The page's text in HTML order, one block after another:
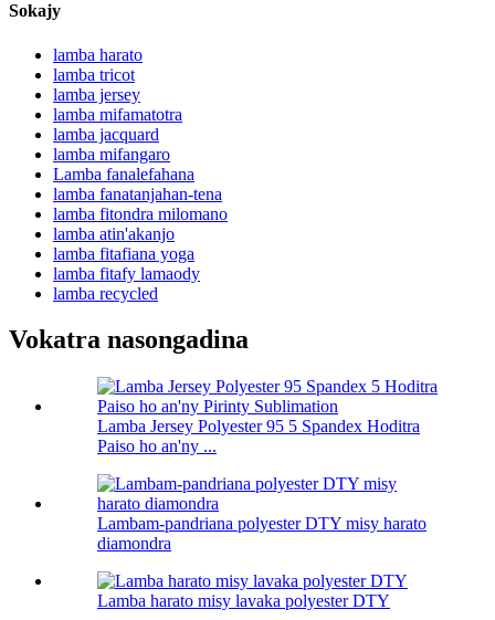
Sokajy
lamba harato
lamba tricot
lamba jersey
lamba mifamatotra
lamba jacquard
lamba mifangaro
Lamba fanalefahana
lamba fanatanjahan-tena
lamba fitondra milomano
lamba atin'akanjo
lamba fitafiana yoga
lamba fitafy lamaody
lamba recycled
Vokatra nasongadina
Lamba Jersey Polyester 95 5 Spandex Hoditra
Paiso ho an'ny ...
Lambam-pandriana polyester DTY misy harato
diamondra
Lamba harato misy lavaka polyester DTY